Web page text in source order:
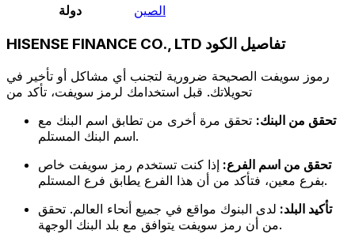
دولة
الصين
HISENSE FINANCE CO., LTD تفاصيل الكود
رموز سويفت الصحيحة ضرورية لتجنب أي مشاكل أو تأخير في
تحويلاتك. قبل استخدامك لرمز سويفت، تأكد من
تحقق من البنك: تحقق مرة أخرى من تطابق اسم البنك مع
اسم البنك المستلم.
تحقق من اسم الفرع: إذا كنت تستخدم رمز سويفت خاص
بفرع معين، فتأكد من أن هذا الفرع يطابق فرع المستلم.
تأكيد البلد: لدى البنوك مواقع في جميع أنحاء العالم. تحقق
من أن رمز سويفت يتوافق مع بلد البنك الوجهة.